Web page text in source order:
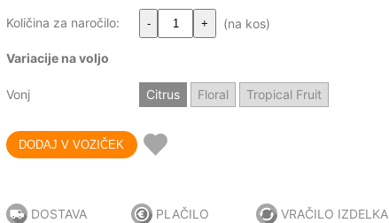
Količina za naročilo: - + (na kos)
Variacije na voljo
Vonj Citrus Floral Tropical Fruit
DOSTAVA PLAČILO VRAČILO IZDELKA